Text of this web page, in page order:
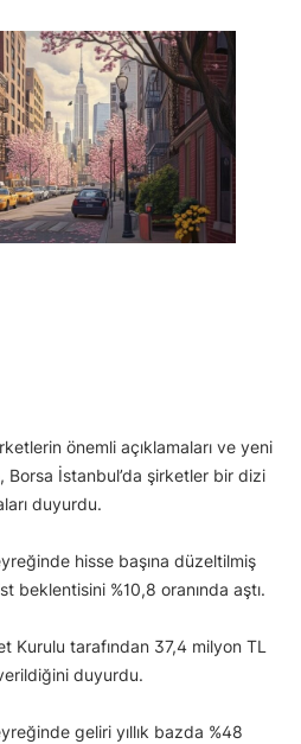
önemli açıklamaları ve yeni
Borsa İstanbul’da şirketler bir dizi
duyurdu.
hisse başına düzeltilmiş
beklentisini %10,8 oranında aştı.
Kurulu tarafından 37,4 milyon TL
duyurdu.
geliri yıllık bazda %48